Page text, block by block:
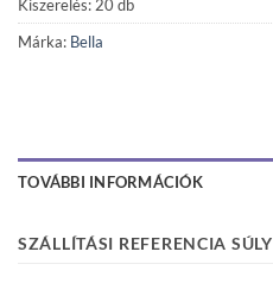
Kiszerelés: 20 db
Márka: Bella
TOVÁBBI INFORMÁCIÓK
SZÁLLÍTÁSI REFERENCIA SÚLY